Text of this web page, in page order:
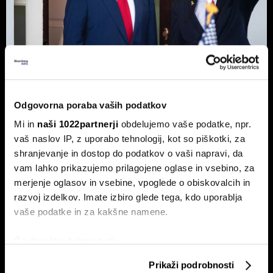
Odgovorna poraba vaših podatkov
Mi in naši 1022partnerji obdelujemo vaše podatke, npr.
vaš naslov IP, z uporabo tehnologij, kot so piškotki, za
shranjevanje in dostop do podatkov o vaši napravi, da
vam lahko prikazujemo prilagojene oglase in vsebino, za
merjenje oglasov in vsebine, vpoglede o obiskovalcih in
razvoj izdelkov. Imate izbiro glede tega, kdo uporablja
vaše podatke in za kakšne namene.
Prikaži podrobnosti
Odpiranje Hormuške ožine, a ne za
ZDA in Izrael?
To so prve novice dneva.